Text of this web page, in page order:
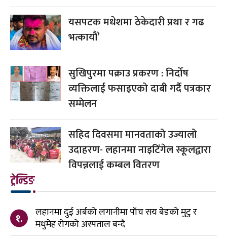
यसपटक मधेशमा ठेकेदारी प्रथा र गढ
भत्कायौं’
सुखिपुरमा पक्राउ प्रकरण : निर्दोष
व्यक्तिलाई फसाइएको दाबी गर्दै पत्रकार
सम्मेलन
सहिद दिवसमा मानवताको उज्यालो
उदाहरण- लहानमा नाइटिंगेल स्कूलद्वारा
विपन्नलाई कम्बल वितरण
ट्रेन्डिङ
१.
लहानमा दुई अर्बको लगानीमा पाँच सय बेडको मुटु र
मधुमेह रोगको अस्पताल बन्दै